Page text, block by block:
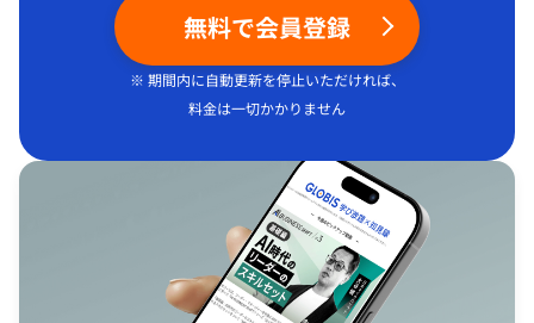
無料で会員登録
※ 期間内に自動更新を停止いただければ、
料金は一切かかりません